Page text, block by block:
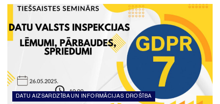
DATU AIZSARDZĪBA UN INFORMĀCIJAS DROŠĪBA